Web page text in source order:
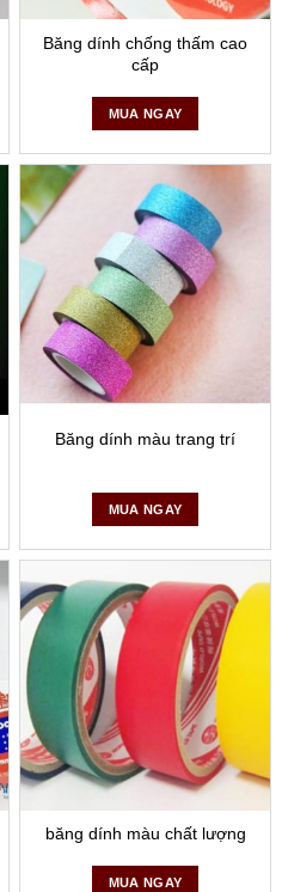
Băng dính chống thấm cao
cấp
MUA NGAY
Băng dính màu trang trí
MUA NGAY
băng dính màu chất lượng
MUA NGAY